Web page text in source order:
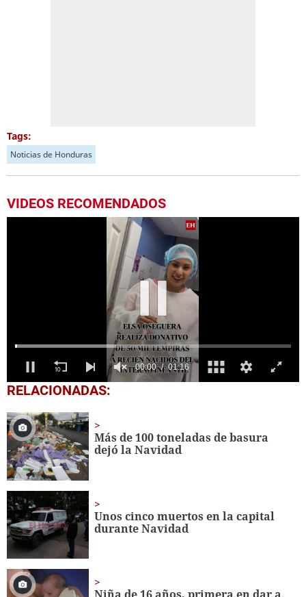
Tags:
Noticias de Honduras
VIDEOS RECOMENDADOS
0
seconds
1
minute,
16
seconds
RELACIONADAS:
Más de 100 toneladas de basura
dejó la Navidad
Unos cinco muertos en la capital
durante Navidad